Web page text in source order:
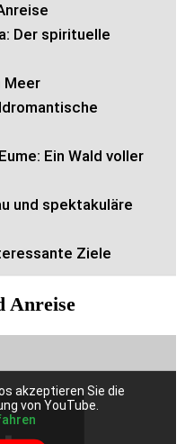
Der spirituelle
Meer
Ein Wald voller
und spektakuläre
Ziele
Anreise
akzeptieren Sie die
von YouTube.